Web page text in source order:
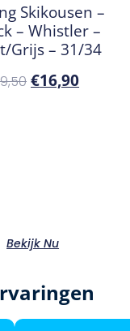
Skikousen –
– Whistler –
Grijs – 31/34
€16,90
Bekijk Nu